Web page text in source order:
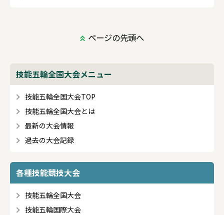
ページの先頭へ
技能五輪全国大会メニュー
技能五輪全国大会TOP
技能五輪全国大会とは
最新の大会情報
過去の大会記録
各種技能競技大会
技能五輪全国大会
技能五輪国際大会